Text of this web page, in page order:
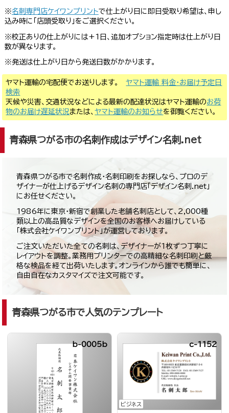
※名刺専門店ケイワンプリントで仕上がり日に即日受取り希望は、申し
込み時に「店頭受取り」をご選択ください。
※校正ありの仕上がりには+1日、追加オプション指定時は仕上がり日
数が異なります。
※発送は仕上がり日から発送日数がかかります。
ヤマト運輸の宅配便でお送りします。ヤマト運輸 料金・お届け予定日
検索
天候や災害、交通状況などによる最新の配達状況はヤマト運輸のお荷
物のお届け遅延状況 または、ヤマト運輸のお知らせを御覧ください。
青森県つがる市の名刺作成はデザイン名刺.net
青森県つがる市で名刺作成・名刺印刷をお探しなら、プロのデ
ザイナーが仕上げるデザイン名刺の専門店「デザイン名刺.net」
にお任せください。
1986年に東京・新宿で創業した老舗名刺店として、2,000種
類以上の高品質なデザインを全国のお客様へお届けしている
「株式会社ケイワンプリント」が運営しております。
ご注文いただいた全ての名刺は、デザイナーが1枚ずつ丁寧に
レイアウトを調整。業務用プリンターでの高精細な名刺印刷と厳
格な検品を経て出荷いたします。オンラインから誰でも簡単に、
自由自在なカスタマイズで注文可能です。
青森県つがる市で人気のテンプレート
b-0005b
ビジネス
c-1152